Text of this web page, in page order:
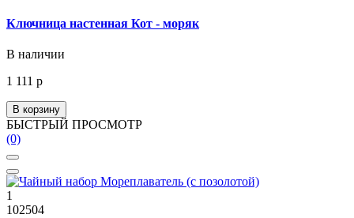
Ключница настенная Кот - моряк
В наличии
1 111 р
В корзину
БЫСТРЫЙ ПРОСМОТР
(0)
1
102504